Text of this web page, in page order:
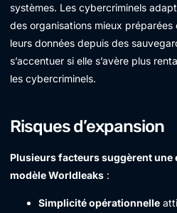
systèmes. Les cybercriminels
des organisations mieux
leurs données depuis des
s’accentuer si elle s’avère plus
les cybercriminels.
Risques d’expansion
Plusieurs facteurs suggèrent une
modèle Worldleaks :
Simplicité opérationnelle